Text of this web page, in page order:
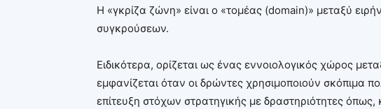
Η «γκρίζα ζώνη» είναι ο «τομέας (domain)» μεταξύ
συγκρούσεων.
Ειδικότερα, ορίζεται ως ένας εννοιολογικός χώρος
εμφανίζεται όταν οι δρώντες χρησιμοποιούν σκόπιμα
επίτευξη στόχων στρατηγικής με δραστηριότητες